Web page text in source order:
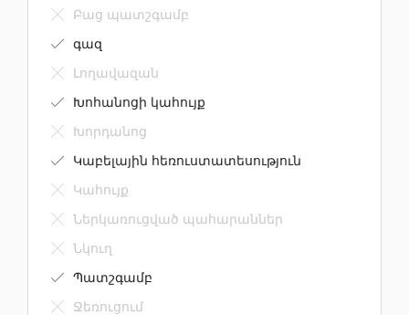
Բաց պատշգամբ
գազ
Լողավազան
Խոհանոցի կահույք
Խորդանոց
Կաբելային հեռուստատեսություն
Կահույք
Ներկառուցված պահարաններ
Նկուղ
Պատշգամբ
Ջեռուցում